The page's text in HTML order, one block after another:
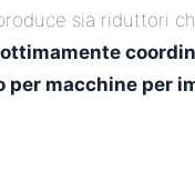
sia riduttori
macchine per